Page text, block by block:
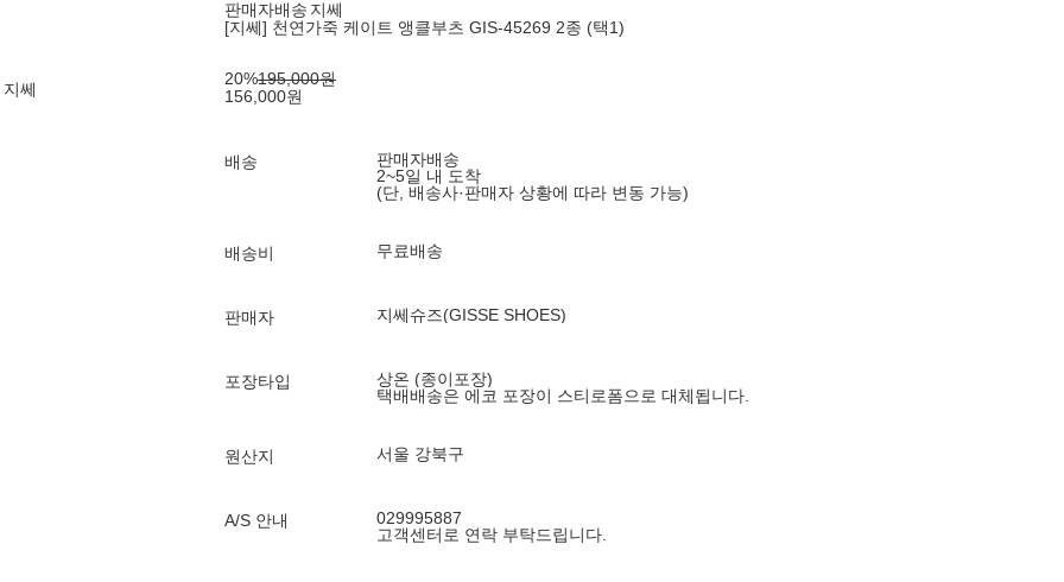
쎄
판매자배송 지쎄
[지쎄] 천연가죽 케이트 앵클부츠 GIS-45269 2종 (택1)
20%195,000원
156,000원
배송
판매자배송
2~5일 내 도착
(단, 배송사·판매자 상황에 따라 변동 가능)
배송비 무료배송
판매자 지쎄슈즈(GISSE SHOES)
포장타입
상온 (종이포장)
택배배송은 에코 포장이 스티로폼으로 대체됩니다.
원산지 서울 강북구
A/S 안내
029995887
고객센터로 연락 부탁드립니다.